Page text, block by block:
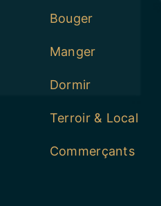
Bouger
Manger
Dormir
Terroir & Local
Commerçants